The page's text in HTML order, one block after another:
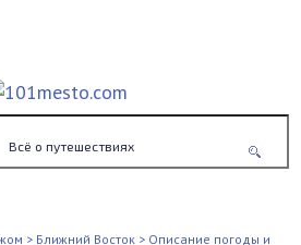
Всё о путешествиях
> Ближний Восток > Описание погоды и